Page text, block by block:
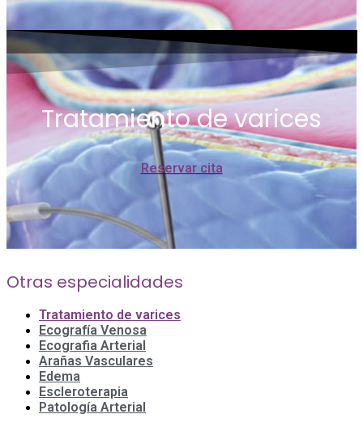
Tratamiento de varices
Reservar cita
Otras especialidades
Tratamiento de varices
Ecografía Venosa
Ecografia Arterial
Arañas Vasculares
Edema
Escleroterapia
Patología Arterial